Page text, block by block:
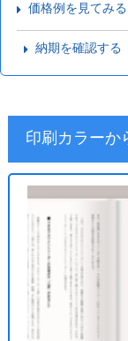
価格例を見てみる
納期を確認する
印刷カラーか